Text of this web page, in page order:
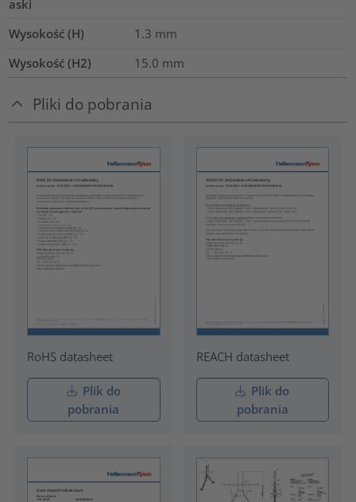
aski
Wysokość (H)
1.3 mm
Wysokość (H2)
15.0 mm
Pliki do pobrania
RoHS datasheet
Plik do
pobrania
REACH datasheet
Plik do
pobrania